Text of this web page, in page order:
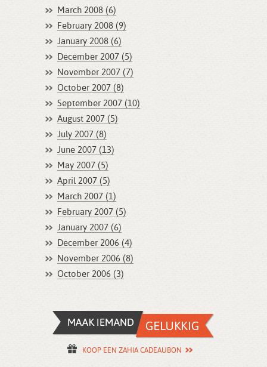
March 2008 (6)
February 2008 (9)
January 2008 (6)
December 2007 (5)
November 2007 (7)
October 2007 (8)
September 2007 (10)
August 2007 (5)
July 2007 (8)
June 2007 (13)
May 2007 (5)
April 2007 (5)
March 2007 (1)
February 2007 (5)
January 2007 (6)
December 2006 (4)
November 2006 (8)
October 2006 (3)
KOOP EEN ZAHIA CADEAUBON